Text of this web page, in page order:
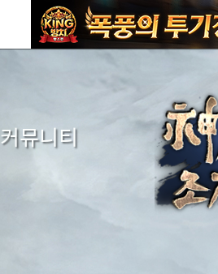
커뮤니티
이미지게시판